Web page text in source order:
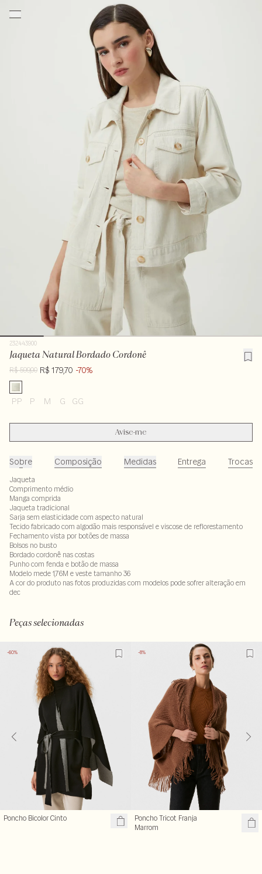
232443900
Jaqueta Natural Bordado Cordonê
R$ 599,00 R$ 179,70 -70%
PP P M G GG
Avise-me
Sobre Composição Medidas Entrega Trocas
Jaqueta
Comprimento médio
Manga comprida
Jaqueta tradicional
Sarja sem elasticidade com aspecto natural
Tecido fabricado com algodão mais responsável e viscose de reflorestamento
Fechamento vista por botões de massa
Bolsos no busto
Bordado cordonê nas costas
Punho com fenda e botão de massa
Modelo mede 1,76M e veste tamanho 36
A cor do produto nas fotos produzidas com modelos pode sofrer alteração em
dec
Peças selecionadas
-60%
Poncho Bicolor Cinto
-8%
Poncho Tricot Franja
Marrom